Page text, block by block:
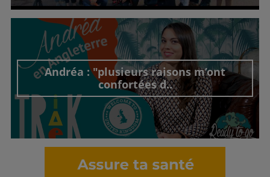
Découvrir cet interview
Andréa : "plusieurs raisons m’ont
confortées d..
Découvrir cet interview